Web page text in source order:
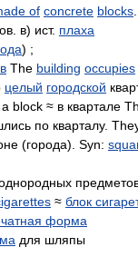
of concrete blocks
в) ист. плаха
) ;
The building occupies
целый городской
block ≈ в квартале
по кварталу.
(города). Syn:
≈ блок
форма
для шляпы